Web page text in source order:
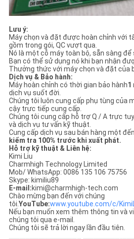
Lưu ý:
Máy chọn và đặt được hoàn chỉnh với
gồm trong gói, QC vượt qua.
Nó là một cỗ máy toàn bộ, sẵn sàng để
Bạn có thể sử dụng nó khi bạn nhận
Thưởng thức với máy chọn và đặt của
Dịch vụ & Bảo hành:
Máy hoàn chỉnh có thời gian bảo hành1
dịch vụ suốt đời.
Chúng tôi luôn cung cấp phụ tùng của
cậy trực tiếp cung cấp.
Chúng tôi cung cấp hỗ trợ Q / A trực
và dịch vụ tư vấn kỹ thuật.
Cung cấp dịch vụ sau bán hàng một
kiểm tra 100% trước khi xuất phát.
Hỗ trợ kỹ thuật & Liên hệ:
Kimi Liu
Charmhigh Technology Limited
Mob/ WhatsApp: 0086 135 106 75756
Skype: kimiliu89
E-mail:kimi@charmhigh-tech.com
Chào mừng bạn đến với chúng
tôi.YouTube:www.youtube.com/c/
Nếu bạn muốn xem thêm thông tin và
chúng tôi qua e-mail.
Chúng tôi sẽ trả lời ngay lần đầu tiên.